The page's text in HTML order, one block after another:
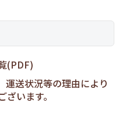
(PDF)
送状況等の理由により
います。